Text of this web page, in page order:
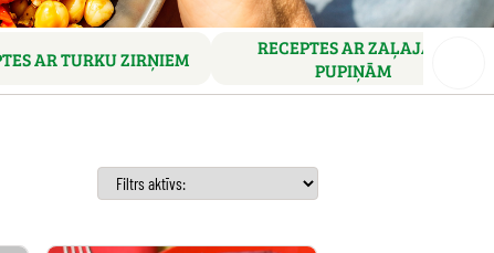
AR TURKU ZIRŅIEM
RECEPTES AR ZAĻAJĀM
PUPIŅĀM